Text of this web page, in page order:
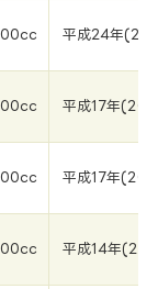
平成24年
平成17年
平成17年
平成14年